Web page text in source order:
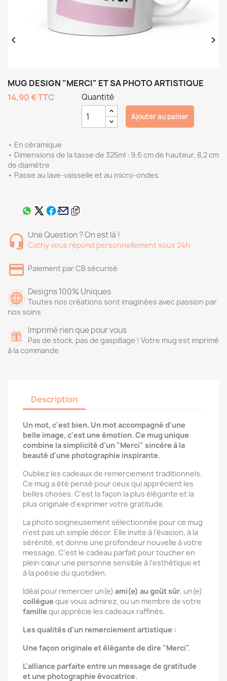
 
MUG DESIGN "MERCI" ET SA PHOTO ARTISTIQUE
14,90 €TTC
• En céramique
• Dimensions de la tasse de 325ml : 9,6 cm de hauteur, 8,2 cm
de diamètre
• Passe au lave-vaisselle et au micro-ondes
Quantité
Ajouter au panier
Une Question ? On est là !
Cathy vous répond personnellement sous 24h
Paiement par CB sécurisé
Designs 100% Uniques
Toutes nos créations sont imaginées avec passion par
nos soins
Imprimé rien que pour vous
Pas de stock, pas de gaspillage ! Votre mug est imprimé
à la commande
Description
Un mot, c'est bien. Un mot accompagné d'une
belle image, c'est une émotion. Ce mug unique
combine la simplicité d'un "Merci" sincère à la
beauté d'une photographie inspirante.
Oubliez les cadeaux de remerciement traditionnels.
Ce mug a été pensé pour ceux qui apprécient les
belles choses. C'est la façon la plus élégante et la
plus originale d'exprimer votre gratitude.
La photo soigneusement sélectionnée pour ce mug
n'est pas un simple décor. Elle invite à l'évasion, à la
sérénité, et donne une profondeur nouvelle à votre
message. C'est le cadeau parfait pour toucher en
plein cœur une personne sensible à l'esthétique et
à la poésie du quotidien.
Idéal pour remercier un(e) ami(e) au goût sûr, un(e)
collègue que vous admirez, ou un membre de votre
famille qui apprécie les cadeaux raffinés.
Les qualités d'un remerciement artistique :
Une façon originale et élégante de dire "Merci".
L'alliance parfaite entre un message de gratitude
et une photographie évocatrice.